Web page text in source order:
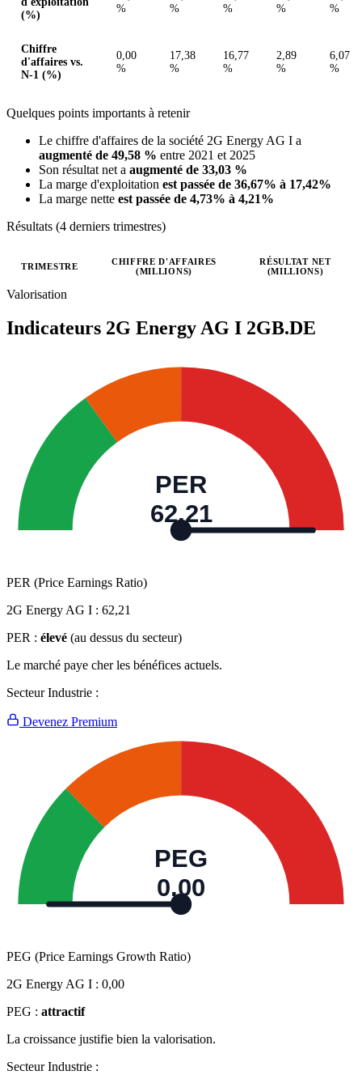
(%)
%
%
%
%
%
Chiffre
d'affaires vs.
N-1 (%)
0,00
%
17,38
%
16,77
%
2,89
%
6,07
%
Quelques points importants à retenir
Le chiffre d'affaires de la société 2G Energy AG I a
augmenté de 49,58 % entre 2021 et 2025
Son résultat net a augmenté de 33,03 %
La marge d'exploitation est passée de 36,67% à 17,42%
La marge nette est passée de 4,73% à 4,21%
Résultats (4 derniers trimestres)
Valeurs trimestrielles en millions (euro)
TRIMESTRE
CHIFFRE D'AFFAIRES
(MILLIONS)
RÉSULTAT NET
(MILLIONS)
Valorisation
Indicateurs 2G Energy AG I 2GB.DE
PER
62,21
PER (Price Earnings Ratio)
2G Energy AG I : 62,21
PER : élevé (au dessus du secteur)
Le marché paye cher les bénéfices actuels.
Secteur Industrie :
Devenez Premium
PEG
0,00
PEG (Price Earnings Growth Ratio)
2G Energy AG I : 0,00
PEG : attractif
La croissance justifie bien la valorisation.
Secteur Industrie :